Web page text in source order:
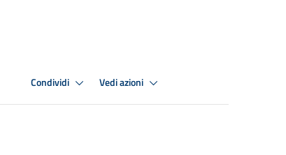
Condividi Vedi azioni